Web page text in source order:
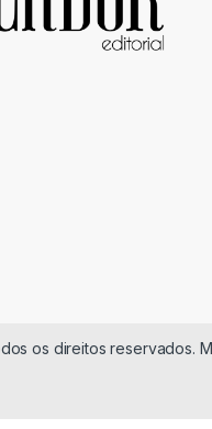
os direitos reservados.